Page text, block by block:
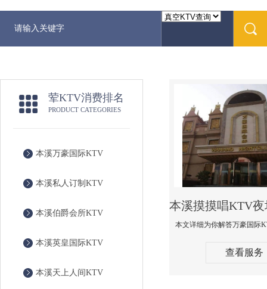
荤KTV消费排名
PRODUCT CATEGORIES
本溪万豪国际KTV
本溪私人订制KTV
本溪伯爵会所KTV
本溪英皇国际KTV
本溪天上人间KTV
查看服务